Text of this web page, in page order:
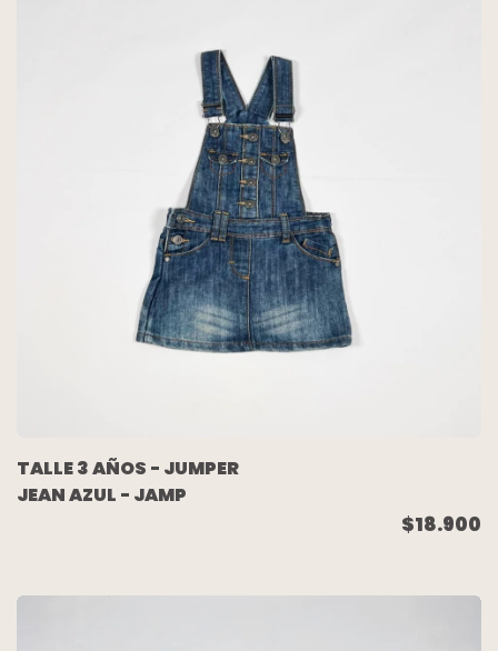
TALLE 3 AÑOS - JUMPER
JEAN AZUL - JAMP
$18.900